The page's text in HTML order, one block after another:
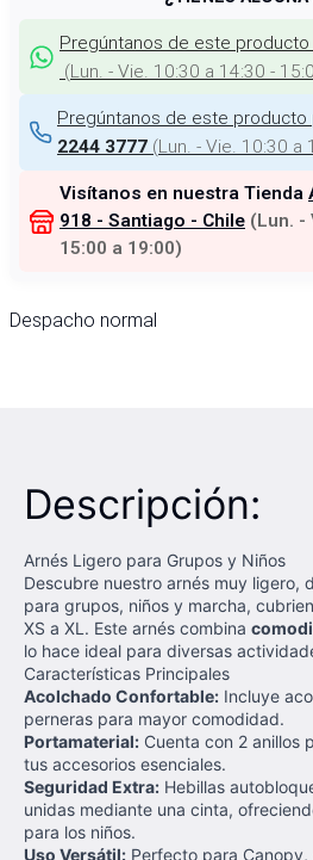
Pregúntanos de este
(Lun. - Vie. 10:30 a 14:30 -
Pregúntanos de este producto
2244 3777 (Lun. - Vie. 10:30 a
Visítanos en nuestra Tienda
918 - Santiago - Chile (Lun. -
15:00 a 19:00)
Despacho normal
Descripción:
Arnés Ligero para Grupos y Niños
Descubre nuestro arnés muy ligero,
para grupos, niños y marcha,
XS a XL. Este arnés combina
lo hace ideal para diversas
Características Principales
Acolchado Confortable: Incluye
perneras para mayor comodidad.
Portamaterial: Cuenta con 2 anillos
tus accesorios esenciales.
Seguridad Extra: Hebillas
unidas mediante una cinta,
para los niños.
Uso Versátil: Perfecto para